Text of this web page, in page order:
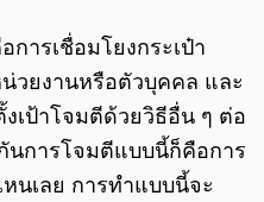
การเชื่อมโยงกระเป๋า
น่วยงานหรือตัวบุคคล และ
เป้าโจมตีด้วยวิธีอื่น ๆ ต่อ
นการโจมตีแบบนี้ก็คือการ
นเลย การทำแบบนี้จะ